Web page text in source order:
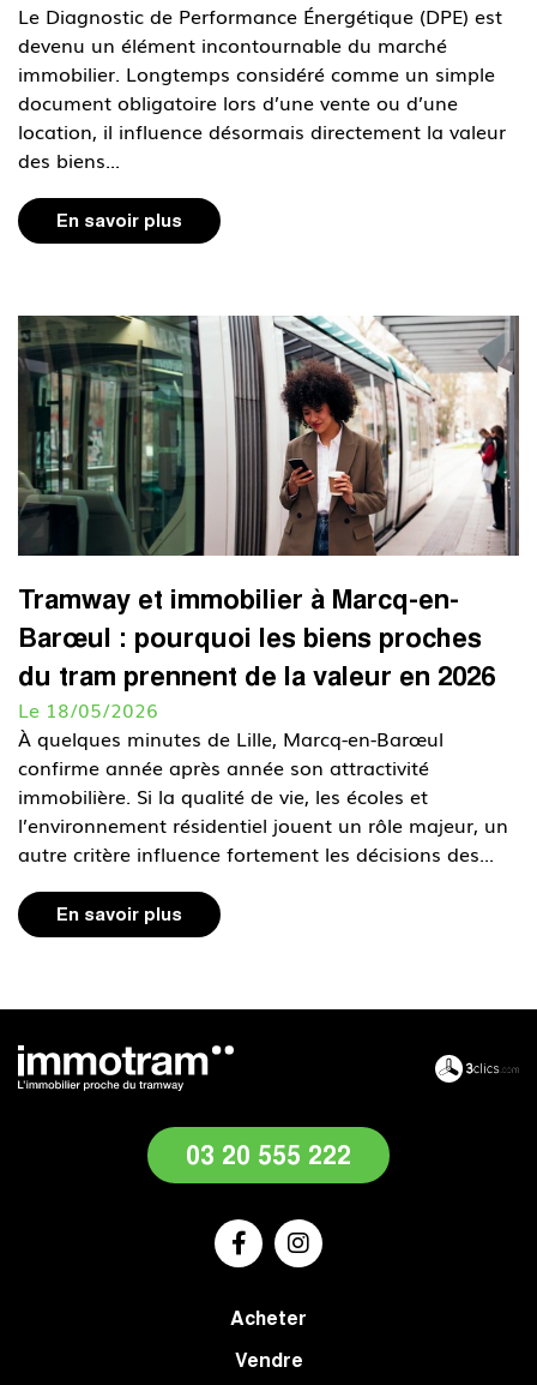
Le Diagnostic de Performance Énergétique (DPE) est
devenu un élément incontournable du marché
immobilier. Longtemps considéré comme un simple
document obligatoire lors d’une vente ou d’une
location, il influence désormais directement la valeur
des biens...
En savoir plus
Tramway et immobilier à Marcq-en-
Barœul : pourquoi les biens proches
du tram prennent de la valeur en 2026
Le 18/05/2026
À quelques minutes de Lille, Marcq-en-Barœul
confirme année après année son attractivité
immobilière. Si la qualité de vie, les écoles et
l’environnement résidentiel jouent un rôle majeur, un
autre critère influence fortement les décisions des...
En savoir plus
03 20 555 222
Acheter
Vendre